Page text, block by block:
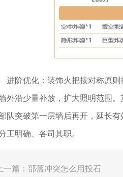
进阶优化：装饰火把按对称原
外沿少量补放，扩大照明范围
队突破第一层墙后再开，延长
工明确、各司其职。
上一篇：部落冲突怎么用投石